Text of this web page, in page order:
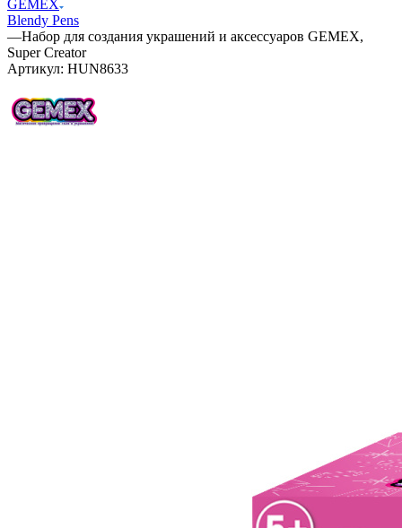
GEMEX
Blendy Pens
—Набор для создания украшений и аксессуаров GEMEX,
Super Creator
Артикул: HUN8633